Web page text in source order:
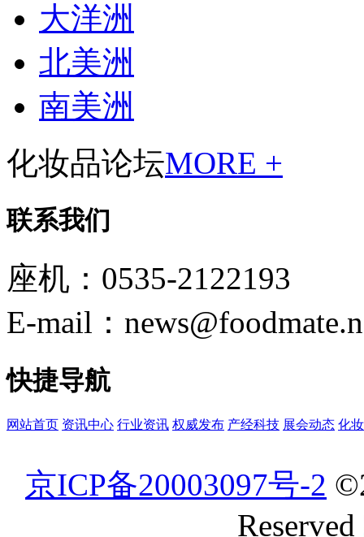
大洋洲
北美洲
南美洲
化妆品论坛MORE +
联系我们
座机：0535-2122193
E-mail：
快捷导航
网站首页 资讯中心 行业资讯 权威发布 产经科技 展会动态 化
京ICP备20003097号-2
Reserved